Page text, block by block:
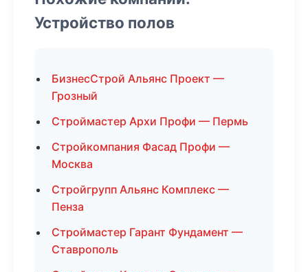
Устройство полов
БизнесСтрой Альянс Проект —
Грозный
Строймастер Архи Профи — Пермь
Стройкомпания Фасад Профи —
Москва
Стройгрупп Альянс Комплекс —
Пенза
Строймастер Гарант Фундамент —
Ставрополь